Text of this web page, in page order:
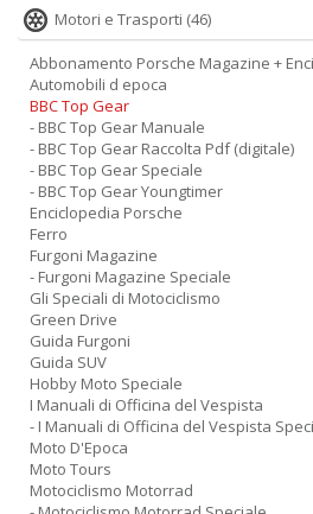
Motori e Trasporti (46)
Abbonamento Porsche Magazine +
Automobili d epoca
BBC Top Gear
- BBC Top Gear Manuale
- BBC Top Gear Raccolta Pdf (digitale)
- BBC Top Gear Speciale
- BBC Top Gear Youngtimer
Enciclopedia Porsche
Ferro
Furgoni Magazine
- Furgoni Magazine Speciale
Gli Speciali di Motociclismo
Green Drive
Guida Furgoni
Guida SUV
Hobby Moto Speciale
I Manuali di Officina del Vespista
- I Manuali di Officina del Vespista
Moto D'Epoca
Moto Tours
Motociclismo Motorrad